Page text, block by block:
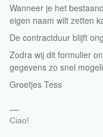
Wanneer je het
eigen naam wilt zetten
De contractduur blijft
Zodra wij dit formulier
gegevens zo snel
Groetjes Tess
Ciao!